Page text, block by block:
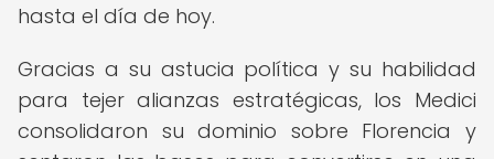
hasta el día de hoy.
Gracias a su astucia política y su habilidad
para tejer alianzas estratégicas, los Medici
consolidaron su dominio sobre Florencia y